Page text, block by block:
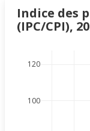
Indice des
(IPC/CPI),
100
120